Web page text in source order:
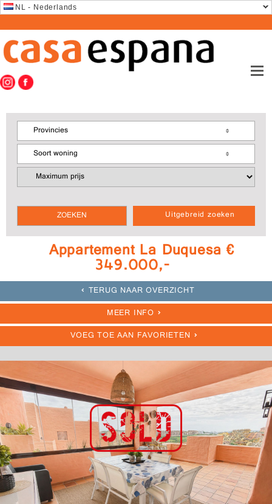
NL - Nederlands
Uitgebreid zoeken
Provincies
Soort woning
Appartement La Duquesa €
349.000,-
TERUG NAAR OVERZICHT
MEER INFO
VOEG TOE AAN FAVORIETEN